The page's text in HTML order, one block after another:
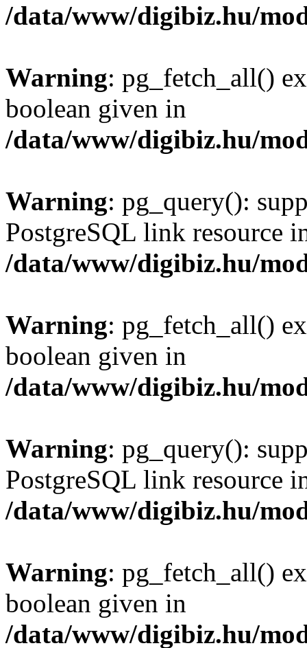
/data/www/digibiz.hu/
Warning: pg_fetch_all()
boolean given in
/data/www/digibiz.hu/
Warning: pg_query():
PostgreSQL link resource
/data/www/digibiz.hu/
Warning: pg_fetch_all()
boolean given in
/data/www/digibiz.hu/
Warning: pg_query():
PostgreSQL link resource
/data/www/digibiz.hu/
Warning: pg_fetch_all()
boolean given in
/data/www/digibiz.hu/